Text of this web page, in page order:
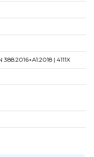
| 4111X